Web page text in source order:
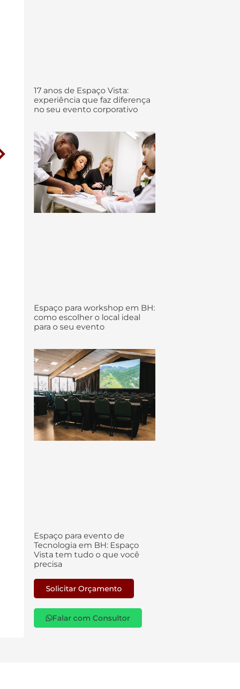
17 anos de Espaço Vista:
experiência que faz diferença
no seu evento corporativo
Espaço para workshop em BH:
como escolher o local ideal
para o seu evento
Espaço para evento de
Tecnologia em BH: Espaço
Vista tem tudo o que você
precisa
Solicitar Orçamento
Falar com Consultor